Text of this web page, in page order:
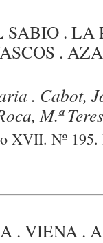
SABIO .
.
. Cabot,
M.ª
XVII. Nº 195.
. VIENA .